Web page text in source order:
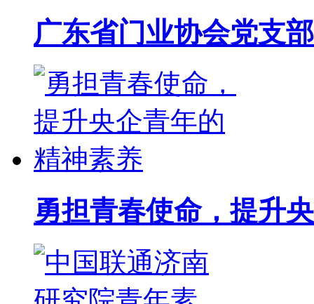
广东省门业协会党支
勇担青春使命，提升